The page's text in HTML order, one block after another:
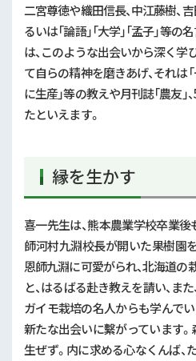
二宮尊徳や織田信長、中江藤樹、
るいは「論語」「大学」「孟子」等
は、このような出会いから深く学
て自らの精神を磨きあげ、それは
に生産」等の教えや月刊誌「農友
たといえます。
縁を生かす
喜一先生は、熊本農業学校卒業
師河村九淵校長が開いた果樹園
恩師九淵に可愛がられ、北海道
と、はるばる赴き教えを請い、ま
ガイモ栽培の名人からも学んで
新たな出会いに繫がっています
生ぜず。内に求める心なくんば